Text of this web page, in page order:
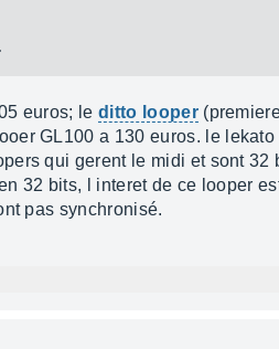
euros; leditto looper
GL100 a 130 euros. le
qui gerent le midi et sont 32
32 bits, l interet de ce looper
pas synchronisé.